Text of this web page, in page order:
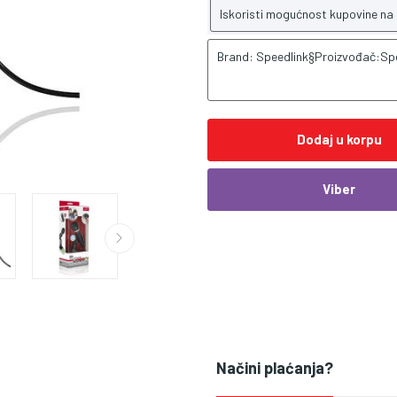
Iskoristi mogućnost kupovine
Brand:
Dodaj u korpu
Viber
Načini plaćanja?